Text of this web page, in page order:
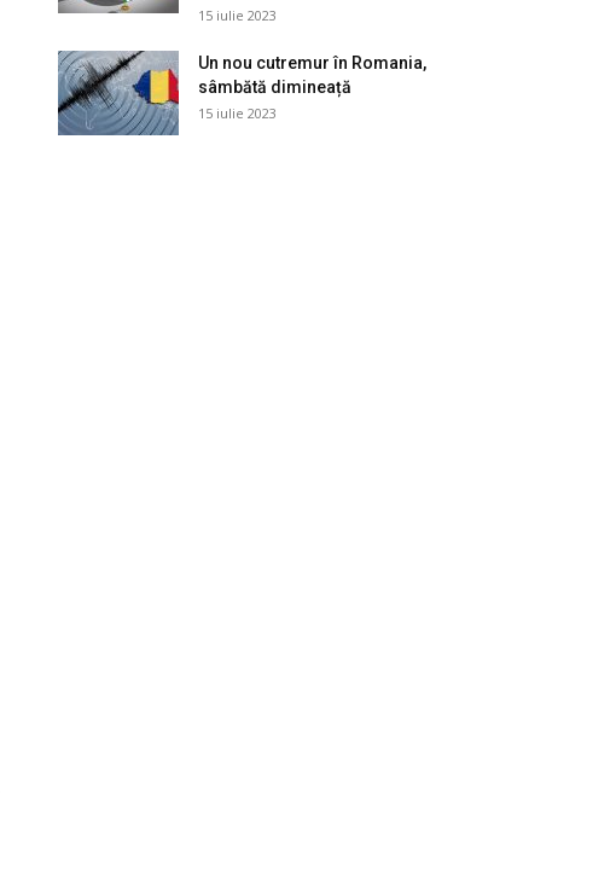
15 iulie 2023
Un nou cutremur în Romania,
sâmbătă dimineață
15 iulie 2023